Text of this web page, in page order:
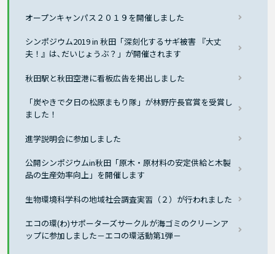
オープンキャンパス２０１９を開催しました
シンポジウム2019 in 秋田「深刻化するサギ被害 『大丈
夫！』は､だいじょうぶ？」が開催されます
秋田駅と秋田空港に看板広告を掲出しました
「炭やきで夕日の松原まもり隊」が林野庁長官賞を受賞し
ました！
進学説明会に参加しました
公開シンポジウムin秋田「原木・原材料の安定供給と木製
品の生産効率向上」を開催します
生物環境科学科の地域社会調査実習（２）が行われました
エコの環(わ)サポーターズサークルが海ゴミのクリーンア
ップに参加しました－エコの環活動第1弾－